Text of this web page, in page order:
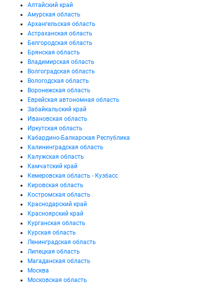
Алтайский край
Амурская область
Архангельская область
Астраханская область
Белгородская область
Брянская область
Владимирская область
Волгоградская область
Вологодская область
Воронежская область
Еврейская автономная область
Забайкальский край
Ивановская область
Иркутская область
Кабардино-Балкарская Республика
Калининградская область
Калужская область
Камчатский край
Кемеровская область - Кузбасс
Кировская область
Костромская область
Краснодарский край
Красноярский край
Курганская область
Курская область
Ленинградская область
Липецкая область
Магаданская область
Москва
Московская область